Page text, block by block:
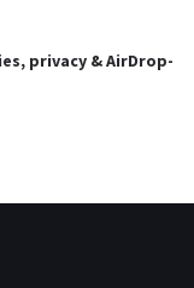
privacy & AirDrop-